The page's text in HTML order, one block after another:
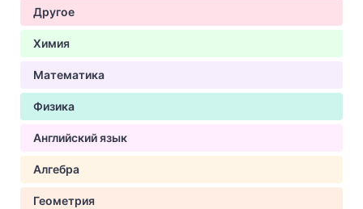
Другое
Химия
Математика
Физика
Английский язык
Алгебра
Геометрия